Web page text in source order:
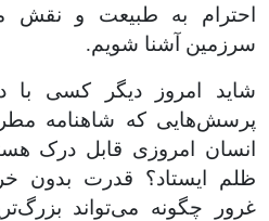
احترام به طبیعت و
سرزمین آشنا شویم.
شاید امروز دیگر کسی با
پرسش‌هایی که شاهنامه
انسان امروزی قابل درک
ظلم ایستاد؟ قدرت بدون
غرور چگونه می‌تواند